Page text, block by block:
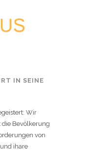
IN SEINE
Wir
Bevölkerung
von
ihare